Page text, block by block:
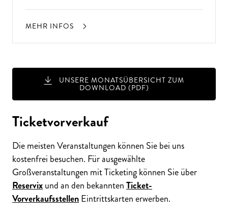
MEHR INFOS
UNSERE MONATSÜBERSICHT ZUM
DOWNLOAD (PDF)
Ticketvorverkauf
Die meisten Veranstaltungen können Sie bei uns
kostenfrei besuchen. Für ausgewählte
Großveranstaltungen mit Ticketing können Sie über
Reservixund an den bekanntenTicket-
VorverkaufsstellenEintrittskarten erwerben.